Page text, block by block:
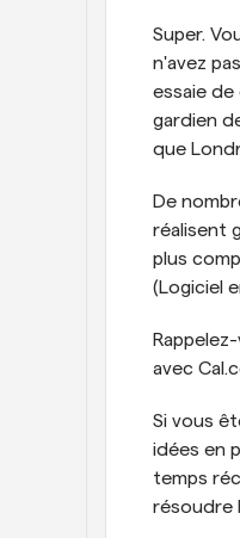
Super.
n'avez
essaie
gardien
que
De
réalisent
plus
(Logiciel
avec
Si vous
idées en
temps
résoudre